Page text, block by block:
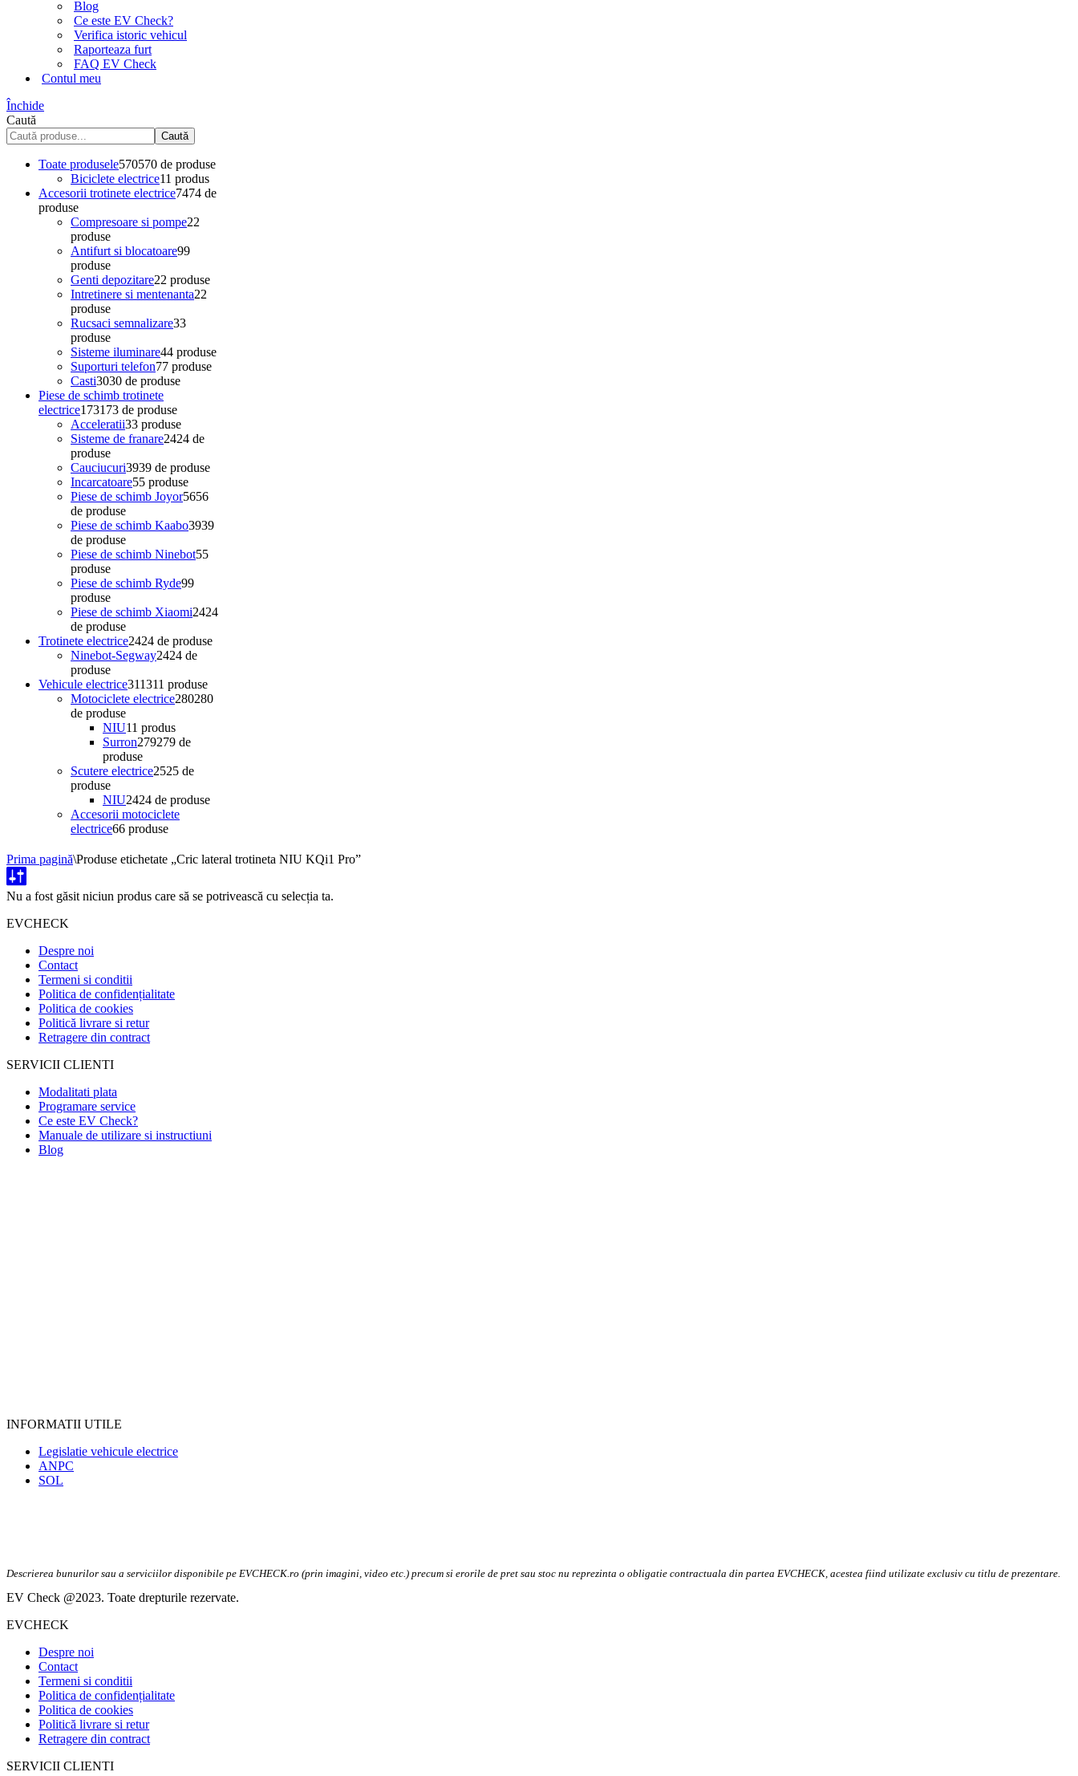
Blog
Ce este EV Check?
Verifica istoric vehicul
Raporteaza furt
FAQ EV Check
Contul meu
Închide
Caută
Caută
Toate produsele570570 de produse
Biciclete electrice11 produs
Accesorii trotinete electrice7474 de
produse
Compresoare si pompe22
produse
Antifurt si blocatoare99
produse
Genti depozitare22 produse
Intretinere si mentenanta22
produse
Rucsaci semnalizare33
produse
Sisteme iluminare44 produse
Suporturi telefon77 produse
Casti3030 de produse
Piese de schimb trotinete
electrice173173 de produse
Acceleratii33 produse
Sisteme de franare2424 de
produse
Cauciucuri3939 de produse
Incarcatoare55 produse
Piese de schimb Joyor5656
de produse
Piese de schimb Kaabo3939
de produse
Piese de schimb Ninebot55
produse
Piese de schimb Ryde99
produse
Piese de schimb Xiaomi2424
de produse
Trotinete electrice2424 de produse
Ninebot-Segway2424 de
produse
Vehicule electrice311311 produse
Motociclete electrice280280
de produse
NIU11 produs
Surron279279 de
produse
Scutere electrice2525 de
produse
NIU2424 de produse
Accesorii motociclete
electrice66 produse
Prima pagină\Produse etichetate „Cric lateral trotineta NIU KQi1 Pro”
Nu a fost găsit niciun produs care să se potrivească cu selecția ta.
EVCHECK
Despre noi
Contact
Termeni si conditii
Politica de confidențialitate
Politica de cookies
Politică livrare si retur
Retragere din contract
SERVICII CLIENTI
Modalitati plata
Programare service
Ce este EV Check?
Manuale de utilizare si instructiuni
Blog
INFORMATII UTILE
Legislatie vehicule electrice
ANPC
SOL
Descrierea bunurilor sau a serviciilor disponibile pe EVCHECK.ro (prin imagini, video etc.) precum si erorile de pret sau stoc nu reprezinta o obligatie contractuala din partea EVCHECK, acestea fiind utilizate exclusiv cu titlu de prezentare.
EV Check @2023. Toate drepturile rezervate.
EVCHECK
Despre noi
Contact
Termeni si conditii
Politica de confidențialitate
Politica de cookies
Politică livrare si retur
Retragere din contract
SERVICII CLIENTI